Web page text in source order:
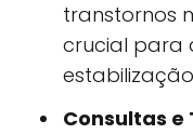
transtornos
crucial para
Consultas e